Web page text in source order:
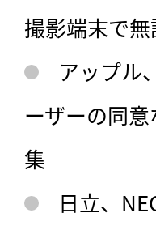
撮影端末で
アップル
ーザーの同
集
日立、